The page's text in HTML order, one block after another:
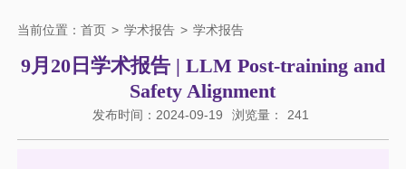
当前位置： 首页 > 学术报告 > 学术报告
9月20日学术报告 | LLM Post-training and
Safety Alignment
发布时间：2024-09-19 浏览量： 241